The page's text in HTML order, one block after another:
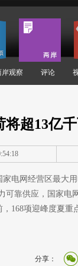
岸观察 评论
超13亿
电网经营区最大
可靠供应，国家电
168项迎峰度夏重
分享：